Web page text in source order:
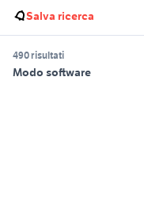
Salva ricerca
490 risultati
Modo software